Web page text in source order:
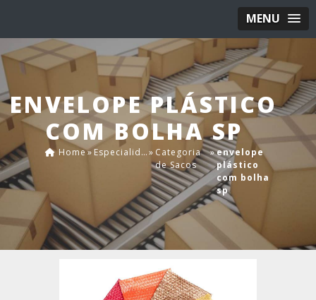
MENU
ENVELOPE PLÁSTICO
COM BOLHA SP
Home» Especialidades » Categoria
de Sacos
»envelope
plástico
com bolha
sp